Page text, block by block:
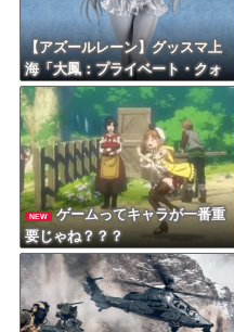
【アズールレーン】グッスマ上
海「大鳳：プライベート・クォ
ーターズVer.」フィギュア【原型
公開】
NEW
ゲームってキャラが一番重
要じゃね？？？